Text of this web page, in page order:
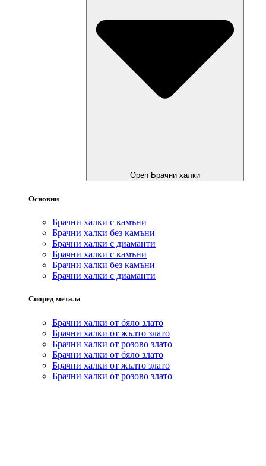
Open Брачни халки
Основни
Брачни халки с камъни
Брачни халки без камъни
Брачни халки с диаманти
Брачни халки с камъни
Брачни халки без камъни
Брачни халки с диаманти
Според метала
Брачни халки от бяло злато
Брачни халки от жълто злато
Брачни халки от розово злато
Брачни халки от бяло злато
Брачни халки от жълто злато
Брачни халки от розово злато